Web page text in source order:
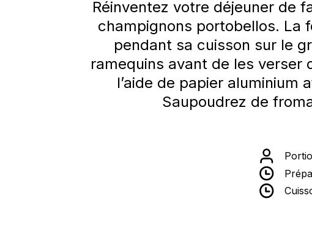
Réinventez votre déjeuner de
champignons portobellos. La
pendant sa cuisson sur le
ramequins avant de les verser
l’aide de papier
Saupoudrez de